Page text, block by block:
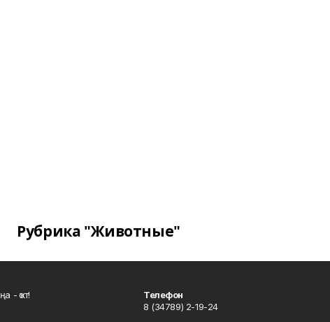
Рубрика "Животные"
- ҡот!
Телефон
8 (34789) 2-19-24